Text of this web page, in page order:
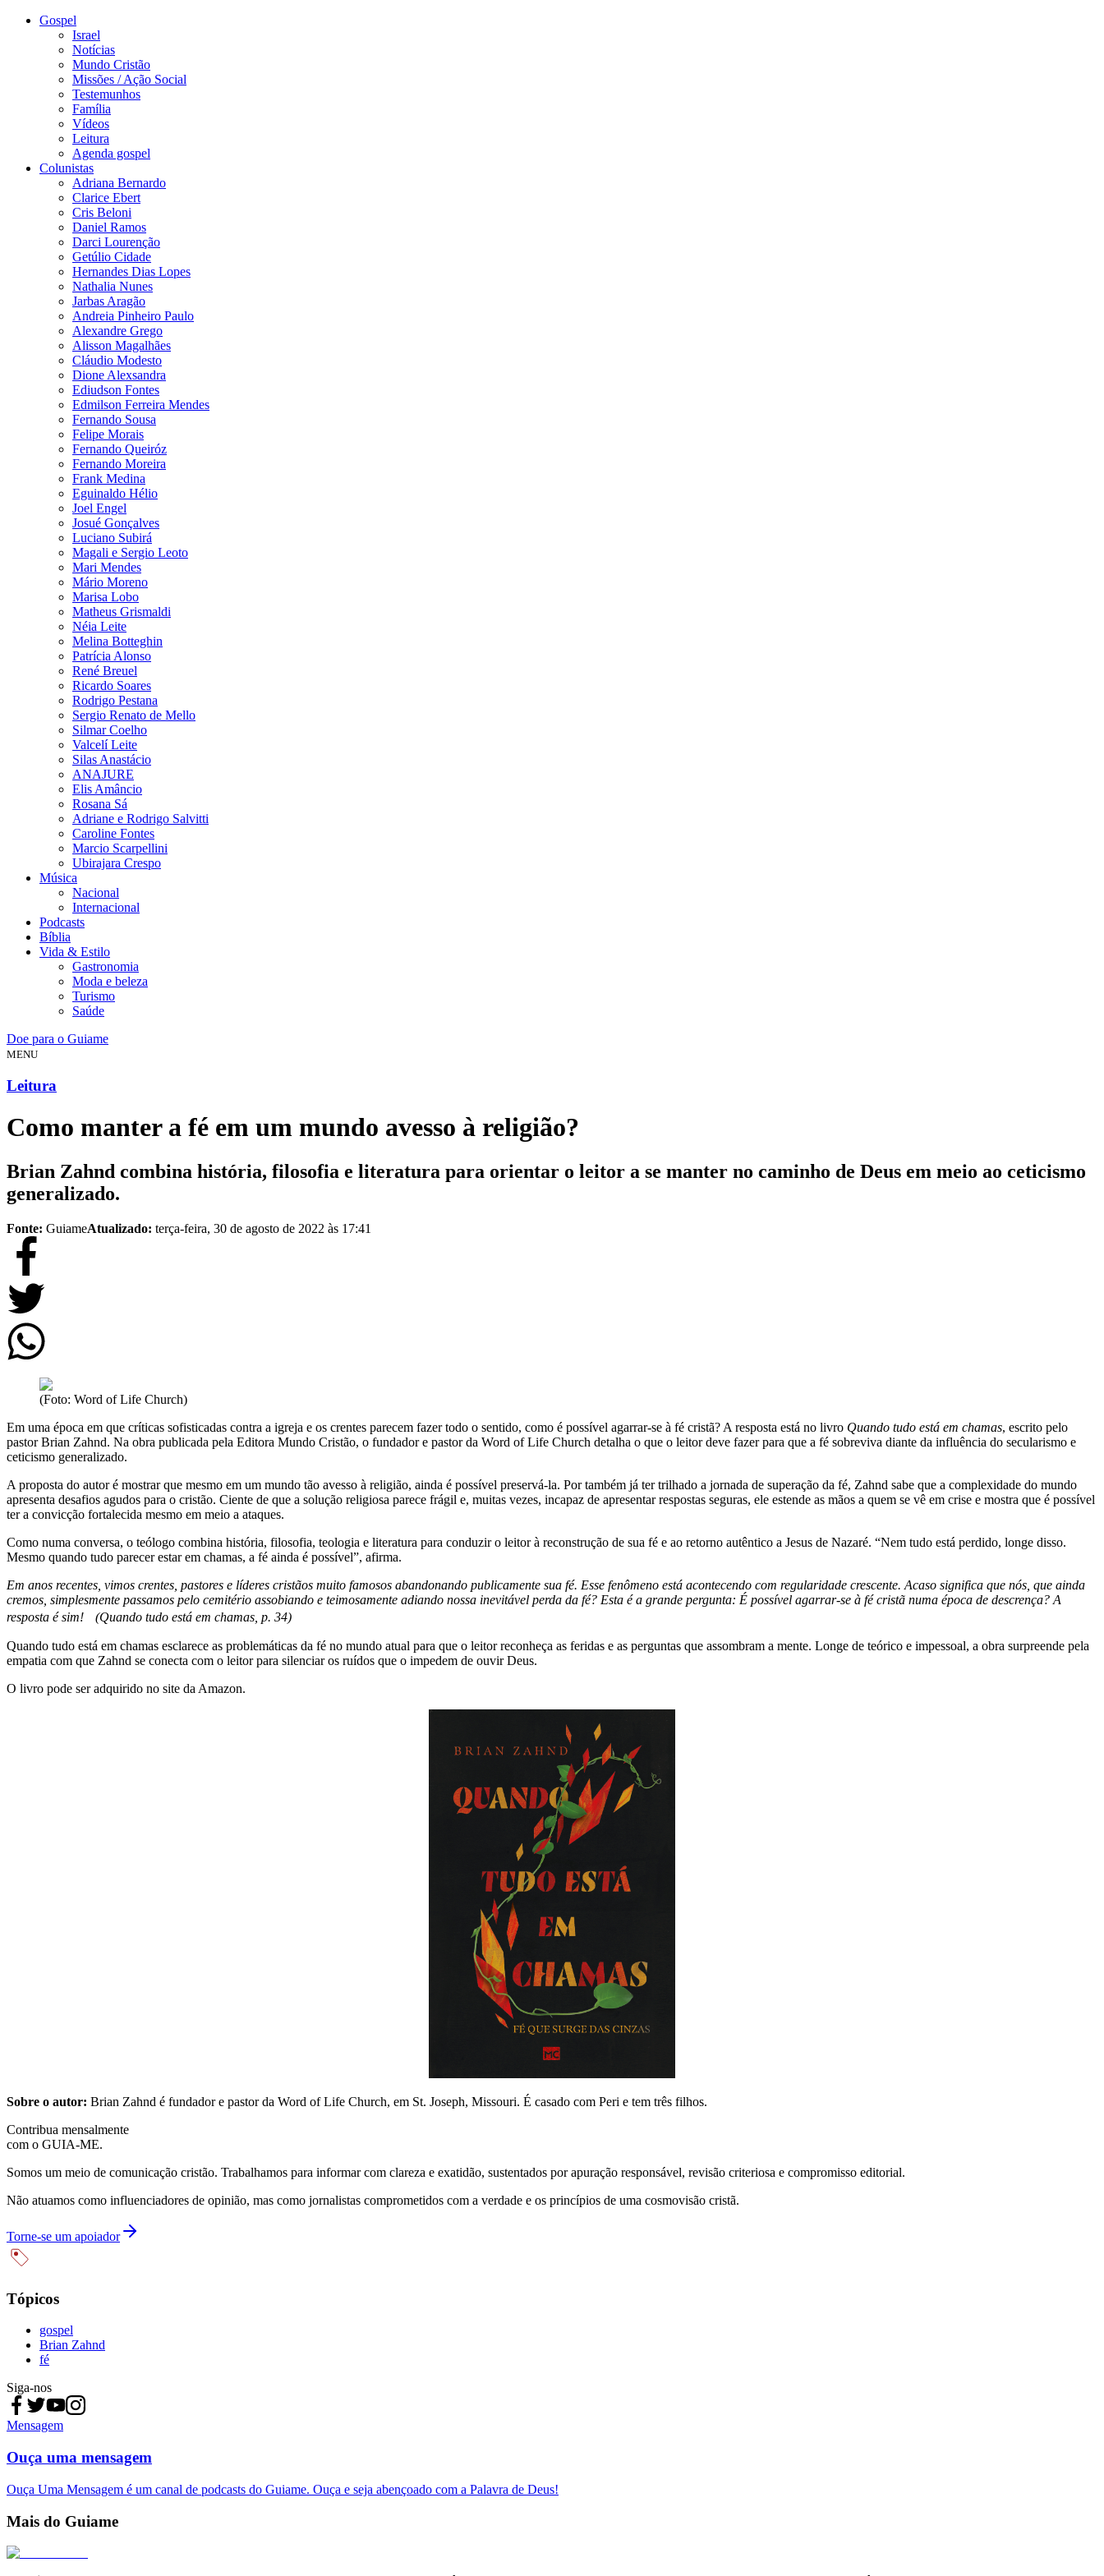
Gospel
Israel
Notícias
Mundo Cristão
Missões / Ação Social
Testemunhos
Família
Vídeos
Leitura
Agenda gospel
Colunistas
Adriana Bernardo
Clarice Ebert
Cris Beloni
Daniel Ramos
Darci Lourenção
Getúlio Cidade
Hernandes Dias Lopes
Nathalia Nunes
Jarbas Aragão
Andreia Pinheiro Paulo
Alexandre Grego
Alisson Magalhães
Cláudio Modesto
Dione Alexsandra
Ediudson Fontes
Edmilson Ferreira Mendes
Fernando Sousa
Felipe Morais
Fernando Queiróz
Fernando Moreira
Frank Medina
Eguinaldo Hélio
Joel Engel
Josué Gonçalves
Luciano Subirá
Magali e Sergio Leoto
Mari Mendes
Mário Moreno
Marisa Lobo
Matheus Grismaldi
Néia Leite
Melina Botteghin
Patrícia Alonso
René Breuel
Ricardo Soares
Rodrigo Pestana
Sergio Renato de Mello
Silmar Coelho
Valcelí Leite
Silas Anastácio
ANAJURE
Elis Amâncio
Rosana Sá
Adriane e Rodrigo Salvitti
Caroline Fontes
Marcio Scarpellini
Ubirajara Crespo
Música
Nacional
Internacional
Podcasts
Bíblia
Vida & Estilo
Gastronomia
Moda e beleza
Turismo
Saúde
Doe para o Guiame
MENU
Leitura
Como manter a fé em um mundo avesso à religião?
Brian Zahnd combina história, filosofia e literatura para orientar o leitor a se manter no caminho de Deus em meio ao ceticismo
generalizado.
Fonte: GuiameAtualizado: terça-feira, 30 de agosto de 2022 às 17:41
(Foto: Word of Life Church)
Em uma época em que críticas sofisticadas contra a igreja e os crentes parecem fazer todo o sentido, como é possível agarrar-se à fé cristã? A resposta está no livro Quando tudo está em chamas, escrito pelo
pastor Brian Zahnd. Na obra publicada pela Editora Mundo Cristão, o fundador e pastor da Word of Life Church detalha o que o leitor deve fazer para que a fé sobreviva diante da influência do secularismo e
ceticismo generalizado.
A proposta do autor é mostrar que mesmo em um mundo tão avesso à religião, ainda é possível preservá-la. Por também já ter trilhado a jornada de superação da fé, Zahnd sabe que a complexidade do mundo
apresenta desafios agudos para o cristão. Ciente de que a solução religiosa parece frágil e, muitas vezes, incapaz de apresentar respostas seguras, ele estende as mãos a quem se vê em crise e mostra que é possível
ter a convicção fortalecida mesmo em meio a ataques.
Como numa conversa, o teólogo combina história, filosofia, teologia e literatura para conduzir o leitor à reconstrução de sua fé e ao retorno autêntico a Jesus de Nazaré. “Nem tudo está perdido, longe disso.
Mesmo quando tudo parecer estar em chamas, a fé ainda é possível”, afirma.
Em anos recentes, vimos crentes, pastores e líderes cristãos muito famosos abandonando publicamente sua fé. Esse fenômeno está acontecendo com regularidade crescente. Acaso significa que nós, que ainda
cremos, simplesmente passamos pelo cemitério assobiando e teimosamente adiando nossa inevitável perda da fé? Esta é a grande pergunta: É possível agarrar-se à fé cristã numa época de descrença? A
resposta é sim! (Quando tudo está em chamas, p. 34)
Quando tudo está em chamas esclarece as problemáticas da fé no mundo atual para que o leitor reconheça as feridas e as perguntas que assombram a mente. Longe de teórico e impessoal, a obra surpreende pela
empatia com que Zahnd se conecta com o leitor para silenciar os ruídos que o impedem de ouvir Deus.
O livro pode ser adquirido no site da Amazon.
Sobre o autor: Brian Zahnd é fundador e pastor da Word of Life Church, em St. Joseph, Missouri. É casado com Peri e tem três filhos.
Contribua mensalmente
com o GUIA-ME.
Somos um meio de comunicação cristão. Trabalhamos para informar com clareza e exatidão, sustentados por apuração responsável, revisão criteriosa e compromisso editorial.
Não atuamos como influenciadores de opinião, mas como jornalistas comprometidos com a verdade e os princípios de uma cosmovisão cristã.
Torne-se um apoiador
Tópicos
gospel
Brian Zahnd
fé
Siga-nos
Mensagem
Ouça uma mensagem
Ouça Uma Mensagem é um canal de podcasts do Guiame. Ouça e seja abençoado com a Palavra de Deus!
Mais do Guiame